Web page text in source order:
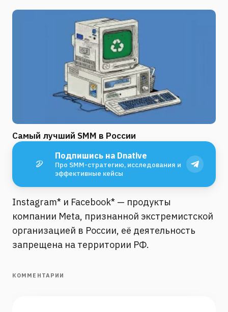
Самый лучший SMM в России
Подпишись на Dnative
Про SMM-стратегию, исследования и
эффективные кейсы
Instagram* и Facebook* — продукты
компании Meta, признанной экстремистской
организацией в России, её деятельность
запрещена на территории РФ.
КОММЕНТАРИИ